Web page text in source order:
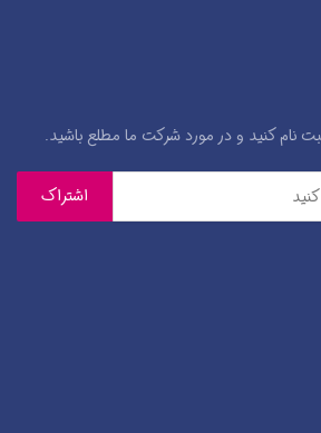
نام کنید و در مورد شرکت ما مطلع باشید.